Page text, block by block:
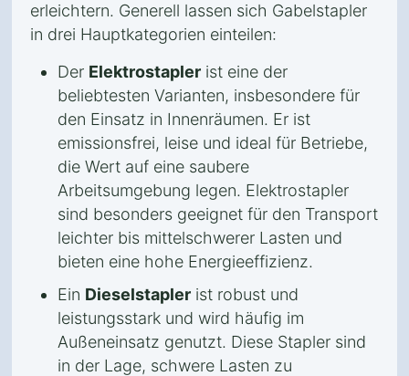
erleichtern. Generell lassen sich Gabelstapler
in drei Hauptkategorien einteilen:
Der Elektrostapler ist eine der
beliebtesten Varianten, insbesondere für
den Einsatz in Innenräumen. Er ist
emissionsfrei, leise und ideal für Betriebe,
die Wert auf eine saubere
Arbeitsumgebung legen. Elektrostapler
sind besonders geeignet für den Transport
leichter bis mittelschwerer Lasten und
bieten eine hohe Energieeffizienz.
Ein Dieselstapler ist robust und
leistungsstark und wird häufig im
Außeneinsatz genutzt. Diese Stapler sind
in der Lage, schwere Lasten zu